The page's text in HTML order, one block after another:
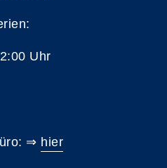
Uhr
⇒ hier